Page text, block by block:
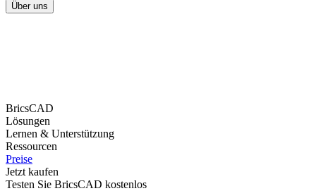
Über uns
BricsCAD
Lösungen
Lernen & Unterstützung
Ressourcen
Preise
Jetzt kaufen
Testen Sie BricsCAD kostenlos